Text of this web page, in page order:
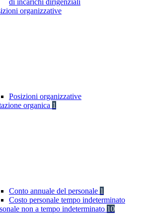
di incarichi dirigenziali
organizzative
Posizioni organizzative
organica 1
Conto annuale del personale 1
Costo personale tempo indeterminato
non a tempo indeterminato 10